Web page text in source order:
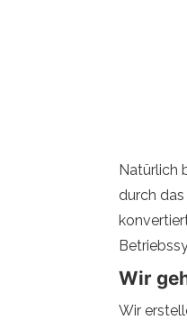
Natürlich
durch das
Wir
Wir